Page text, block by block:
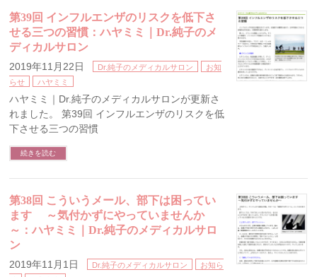
第39回 インフルエンザのリスクを低下さ
せる三つの習慣：ハヤミミ｜Dr.純子のメ
ディカルサロン
2019年11月22日 Dr.純子のメディカルサロン
お知
らせ
ハヤミミ
ハヤミミ｜Dr.純子のメディカルサロンが更新さ
れました。 第39回 インフルエンザのリスクを低
下させる三つの習慣
続きを読む
第38回 こういうメール、部下は困ってい
ます ～気付かずにやっていませんか
～：ハヤミミ｜Dr.純子のメディカルサロ
ン
2019年11月1日 Dr.純子のメディカルサロン
お知ら